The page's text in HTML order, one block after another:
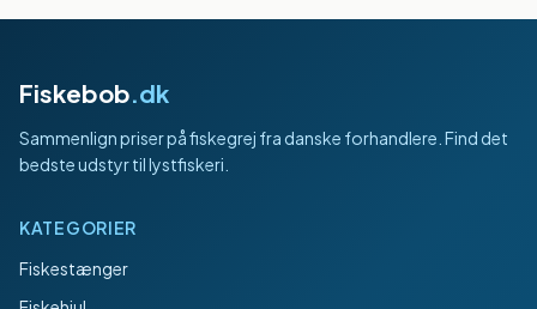
Fiskebob.dk
Sammenlign priser på fiskegrej fra danske forhandlere. Find det
bedste udstyr til lystfiskeri.
KATEGORIER
Fiskestænger